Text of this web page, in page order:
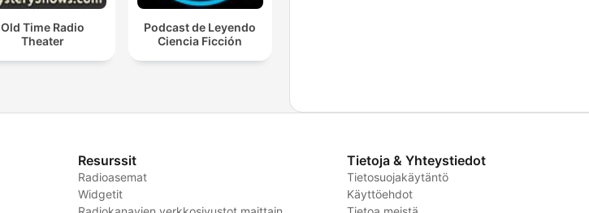
Old Time Radio
Theater
Podcast de Leyendo
Ciencia Ficción
Resurssit
Radioasemat
Widgetit
Tietoja & Yhteystiedot
Tietosuojakäytäntö
Käyttöehdot